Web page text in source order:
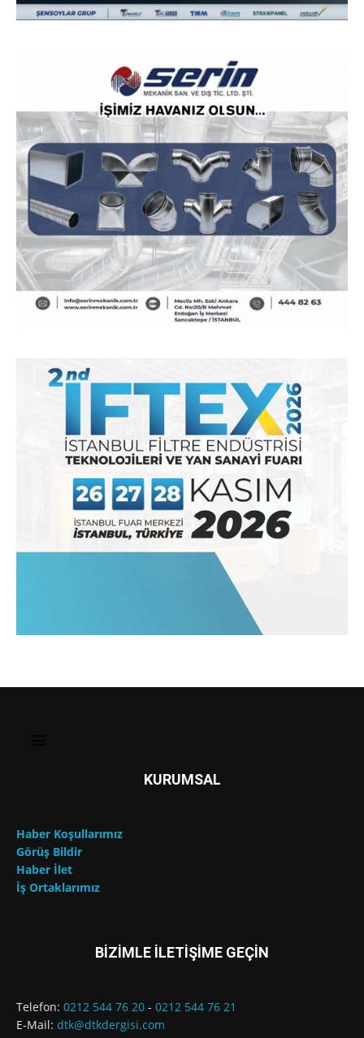
KURUMSAL
Haber Koşullarımız
Görüş Bildir
Haber İlet
İş Ortaklarımız
BİZİMLE İLETİŞİME GEÇİN
Telefon: 0212 544 76 20 - 0212 544 76 21
E-Mail: dtk@dtkdergisi.com